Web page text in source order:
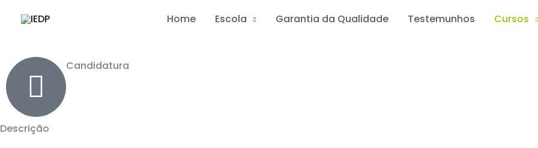
Home Escola Garantia da Qualidade Testemunhos Cursos
Curso Profissional
Candidatura
Descrição